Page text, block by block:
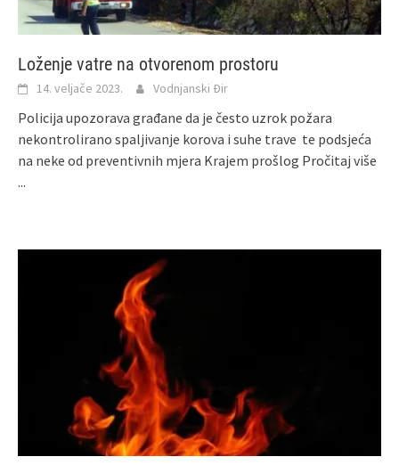
Loženje vatre na otvorenom prostoru
14. veljače 2023. Vodnjanski Đir
Policija upozorava građane da je često uzrok požara
nekontrolirano spaljivanje korova i suhe trave te podsjeća
na neke od preventivnih mjera Krajem prošlog Pročitaj više
...